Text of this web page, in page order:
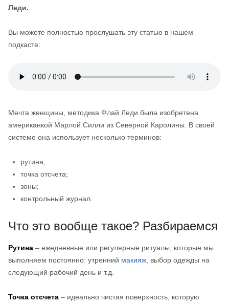
Леди.
Вы можете полностью прослушать эту статью в нашем
подкасте:
Мечта женщины, методика Флай Леди была изобретена
американкой Марлой Силли из Северной Каролины. В своей
системе она использует несколько терминов:
рутина;
точка отсчета;
зоны;
контрольный журнал.
Что это вообще такое? Разбираемся
Рутина – ежедневные или регулярные ритуалы, которые мы
выполняем постоянно: утренний макияж, выбор одежды на
следующий рабочий день и т.д.
Точка отсчета– идеально чистая поверхность, которую